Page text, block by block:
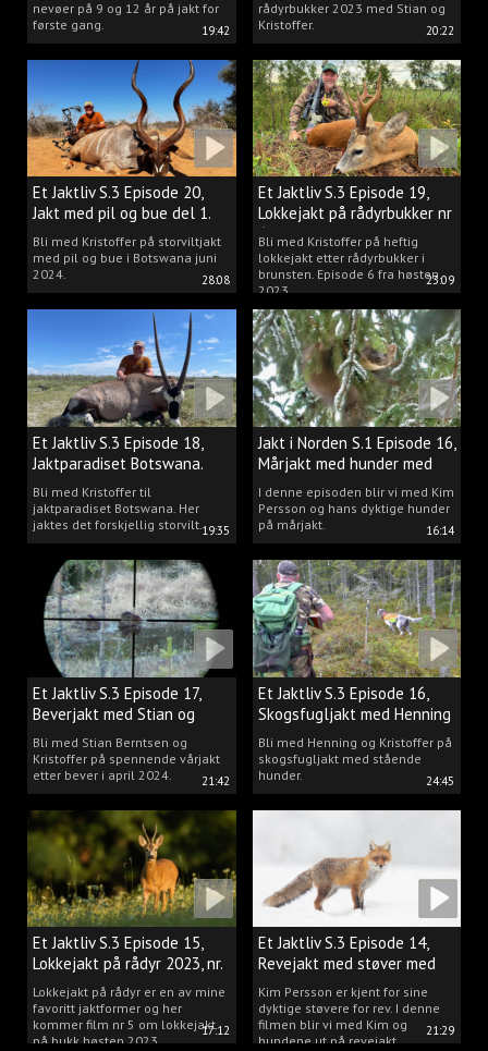
19:42
nevøer på 9 og 12 år på jakt for
første gang.
20:22
rådyrbukker 2023 med Stian og
Kristoffer.
28:08
Et Jaktliv S.3 Episode 20,
Jakt med pil og bue del 1.
Bli med Kristoffer på storviltjakt
med pil og bue i Botswana juni
2024.
23:09
Et Jaktliv S.3 Episode 19,
Lokkejakt på rådyrbukker nr
6
Bli med Kristoffer på heftig
lokkejakt etter rådyrbukker i
brunsten. Episode 6 fra høsten
2023.
19:35
Et Jaktliv S.3 Episode 18,
Jaktparadiset Botswana.
Bli med Kristoffer til
jaktparadiset Botswana. Her
jaktes det forskjellig storvilt.
16:14
Jakt i Norden S.1 Episode 16,
Mårjakt med hunder med
Kim Persson
I denne episoden blir vi med Kim
Persson og hans dyktige hunder
på mårjakt.
21:42
Et Jaktliv S.3 Episode 17,
Beverjakt med Stian og
Kristoffer
Bli med Stian Berntsen og
Kristoffer på spennende vårjakt
etter bever i april 2024.
24:45
Et Jaktliv S.3 Episode 16,
Skogsfugljakt med Henning
Mathisen
Bli med Henning og Kristoffer på
skogsfugljakt med stående
hunder.
17:12
Et Jaktliv S.3 Episode 15,
Lokkejakt på rådyr 2023, nr.
5Lokkejakt på rådyr er en av mine
favoritt jaktformer og her
kommer film nr 5 om lokkejakt
på bukk høsten 2023.
21:29
Et Jaktliv S.3 Episode 14,
Revejakt med støver med
Kim Persson
Kim Persson er kjent for sine
dyktige støvere for rev. I denne
filmen blir vi med Kim og
hundene ut på revejakt.